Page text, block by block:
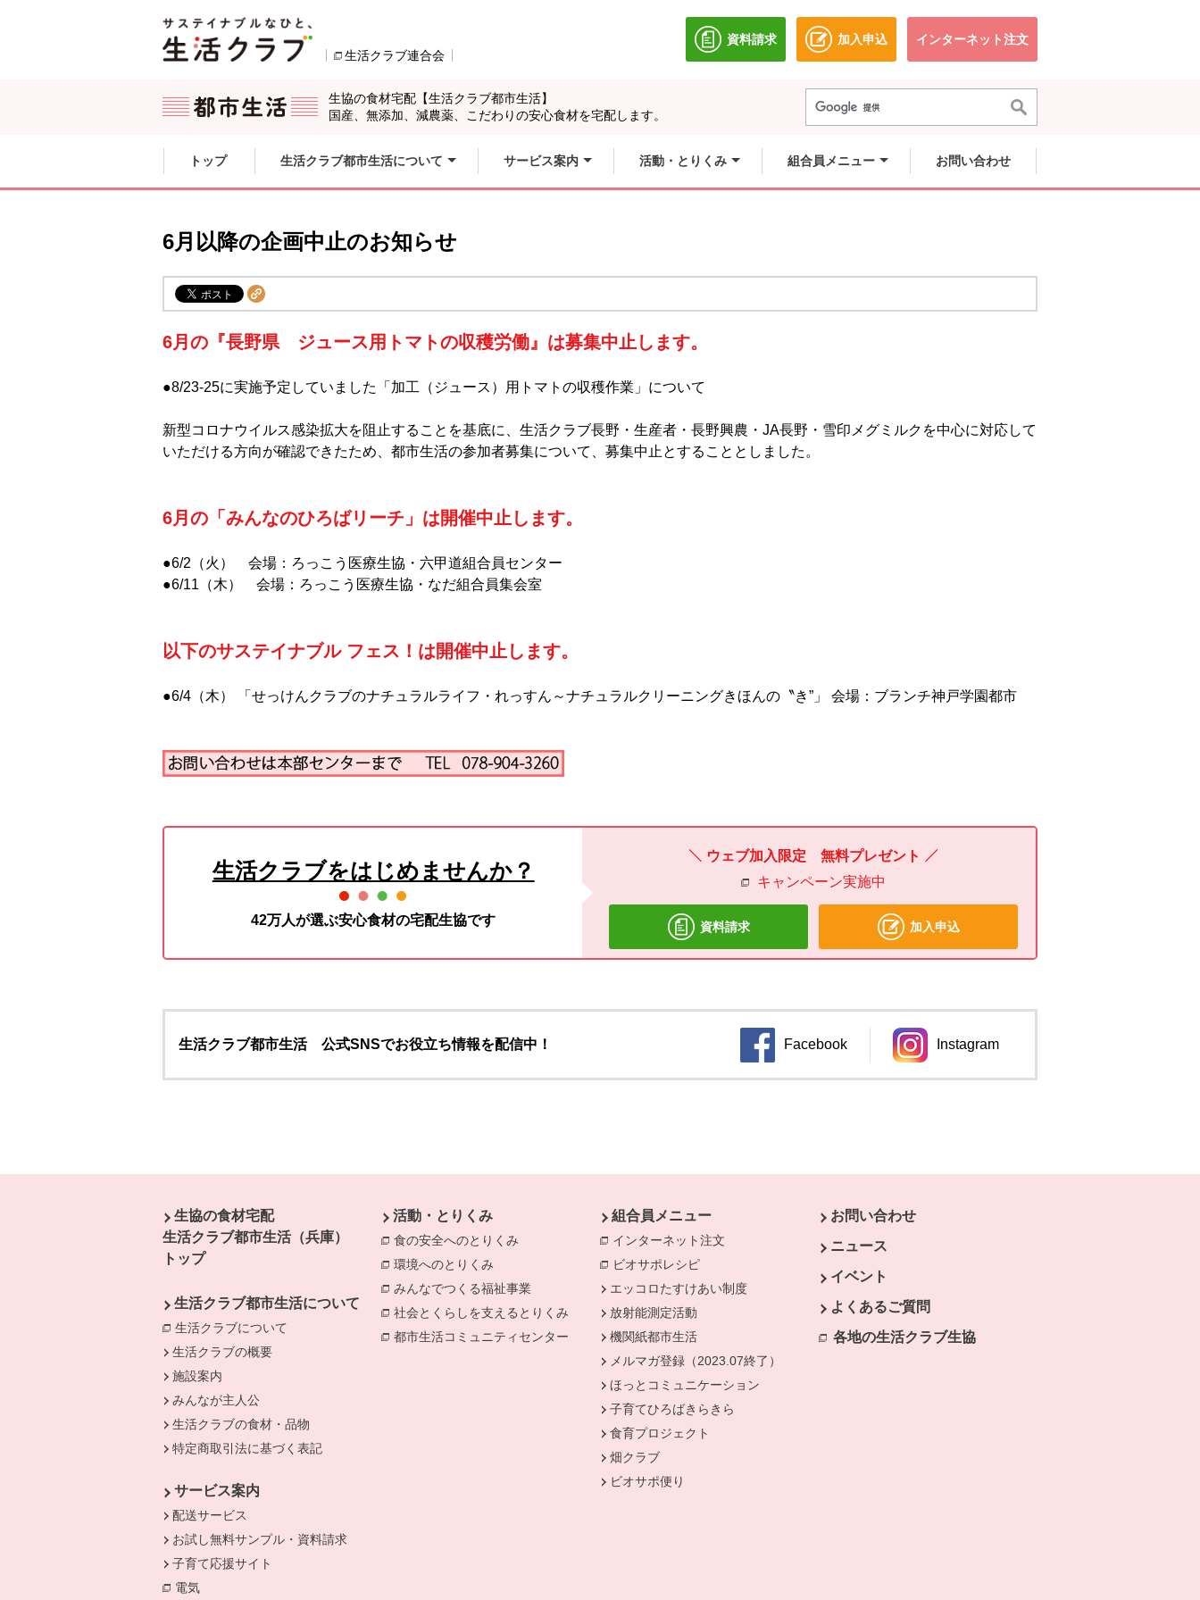
生活クラブ連合会
資料請求
別のウィンドウで開きます。
加入申込
別のウィンドウで開きます。
インターネット注文別のウィンドウで開きます。
生協の食材宅配【生活クラブ都市生活】
国産、無添加、減農薬、こだわりの安心食材を宅配します。
ここからサイト内共通メニューです。
サイト内共通メニューをスキップする
トップ 生活クラブ都市生活について サービス案内 活動・とりくみ 組合員メニュー お問い合わせ
6月以降の企画中止のお知らせ
6月の『長野県 ジュース用トマトの収穫労働』は募集中止します。
●8/23-25に実施予定していました「加工（ジュース）用トマトの収穫作業」について
新型コロナウイルス感染拡大を阻止することを基底に、生活クラブ長野・生産者・長野興農・JA長野・雪印メグミルクを中心に対応して
いただける方向が確認できたため、都市生活の参加者募集について、募集中止とすることとしました。
6月の「みんなのひろばリーチ」は開催中止します。
●6/2（火） 会場：ろっこう医療生協・六甲道組合員センター
●6/11（木） 会場：ろっこう医療生協・なだ組合員集会室
以下のサステイナブル フェス！は開催中止します。
●6/4（木） 「せっけんクラブのナチュラルライフ・れっすん～ナチュラルクリーニングきほんの〝き”」 会場：ブランチ神戸学園都市
生活クラブをはじめませんか？
42万人が選ぶ安心食材の宅配生協です
ウェブ加入限定 無料プレゼント
キャンペーン実施中
資料請求 加入申込
生活クラブ都市生活 公式SNSでお役立ち情報を配信中！ Facebook
別のウィンドウで開きます。
Instagram
別のウィンドウで開きます。
生協の食材宅配
生活クラブ都市生活（兵庫）
トップ
生活クラブ都市生活について
生活クラブについて
別のウィンドウで開きます。
生活クラブの概要
施設案内
みんなが主人公
生活クラブの食材・品物
特定商取引法に基づく表記
サービス案内
配送サービス
お試し無料サンプル・資料請求
子育て応援サイト
電気
活動・とりくみ
食の安全へのとりくみ 別のウィンドウで開きます。
環境へのとりくみ 別のウィンドウで開きます。
みんなでつくる福祉事業 別のウィンドウで開きます。
社会とくらしを支えるとりくみ 別のウィンドウで開きます。
都市生活コミュニティセンター 別のウィンドウで開きます。
組合員メニュー
インターネット注文 別のウィンドウで開きます。
ビオサポレシピ
エッコロたすけあい制度
放射能測定活動
機関紙都市生活
メルマガ登録（2023.07終了）
ほっとコミュニケーション
子育てひろばきらきら
食育プロジェクト
畑クラブ
ビオサポ便り
お問い合わせ
ニュース
イベント
よくあるご質問
各地の生活クラブ生協